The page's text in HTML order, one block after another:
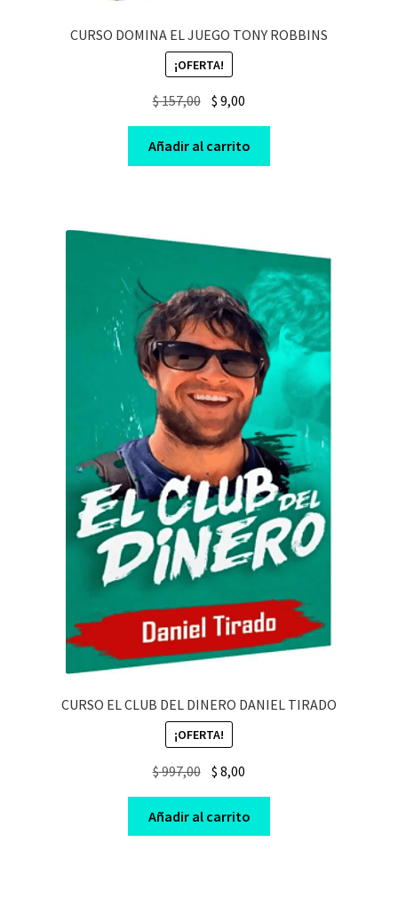
CURSO DOMINA EL JUEGO TONY ROBBINS
¡OFERTA!
$157,00 Original
price
was:
$ 157,00.
$ 9,00
price
is:
$ 9,00.
Añadir al carrito
CURSO EL CLUB DEL DINERO DANIEL TIRADO
¡OFERTA!
$997,00 Original
was:
$ 997,00.
$ 8,00
is:
$ 8,00.
Añadir al carrito